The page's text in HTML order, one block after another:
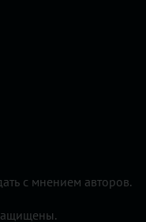
с мнением авторов.